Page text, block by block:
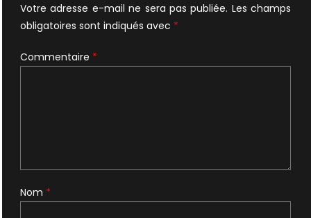
Votre adresse e-mail ne sera pas publiée. Les champs
obligatoires sont indiqués avec *
Commentaire *
Nom *